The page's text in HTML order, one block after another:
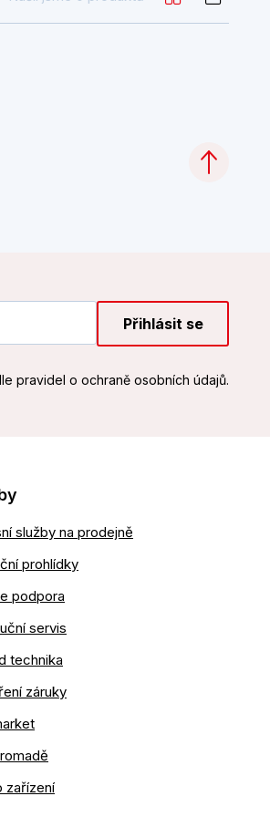
Přihlásit se
pravidel o ochraně osobních údajů.
služby na prodejně
prohlídky
podpora
servis
technika
záruky
zařízení